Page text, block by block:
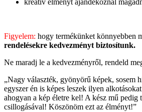
kreatív élményt ajándékoznál
Figyelem: hogy termékünket könnyebben
rendelésekre kedvezményt biztosítunk.
Ne maradj le a kedvezményről, rendeld
„Nagy választék, gyönyörű képek, sosem
egyszer én is képes leszek ilyen
ahogyan a kép életre kel! A kész mű pedig
csillogásával! Köszönöm ezt az élményt!”